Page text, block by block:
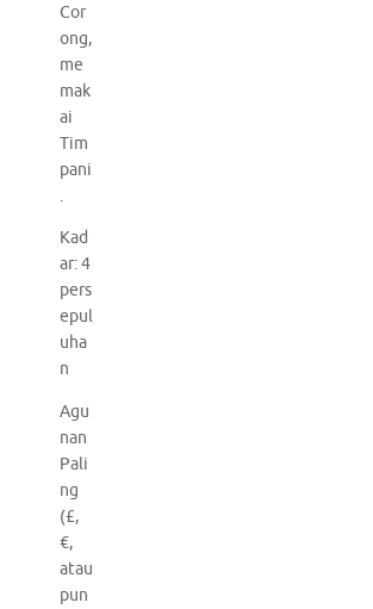
Cor
ong,
me
mak
ai
Tim
pani
.
Kad
ar: 4
pers
epul
uha
n
Agu
nan
Pali
ng
(£,
€,
atau
pun